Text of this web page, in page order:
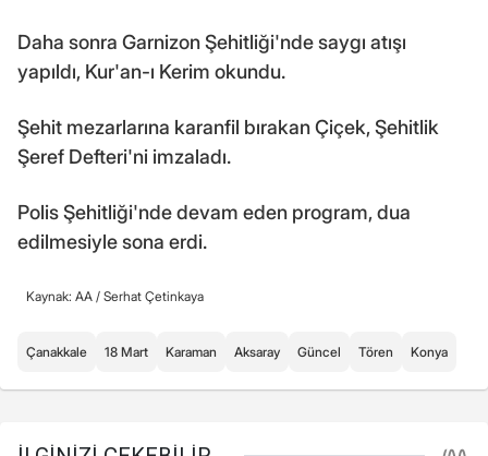
Daha sonra Garnizon Şehitliği'nde saygı atışı
yapıldı, Kur'an-ı Kerim okundu.
Şehit mezarlarına karanfil bırakan Çiçek, Şehitlik
Şeref Defteri'ni imzaladı.
Polis Şehitliği'nde devam eden program, dua
edilmesiyle sona erdi.
Kaynak: AA / Serhat Çetinkaya
Çanakkale 18 Mart Karaman Aksaray Güncel Tören Konya